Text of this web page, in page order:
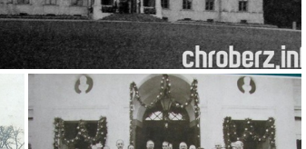
Pałac Wielopolskich w Chrobrzu